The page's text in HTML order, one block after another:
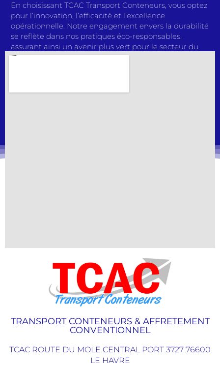
En choisissant TCAC Transport Conteneurs, vous optez
pour l’innovation, l’efficacité et l’excellence
opérationnelle. Notre engagement envers la durabilité
se reflète dans nos pratiques éco-responsables,
assurant ainsi un avenir plus vert pour le secteur du
transport. Avec des solutions de pointe et une équipe
TRANSPORT CONTENEURS & AFFRETEMENT
CONVENTIONNEL
TCAC ROUTE DU MOLE CENTRAL PORT 3727 76600
LE HAVRE